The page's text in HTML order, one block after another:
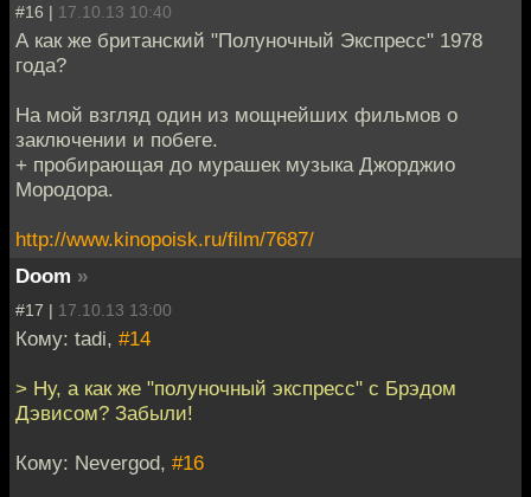
#16 | 17.10.13 10:40
А как же британский "Полуночный Экспресс" 1978
года?
На мой взгляд один из мощнейших фильмов о
заключении и побеге.
+ пробирающая до мурашек музыка Джорджио
Мородора.
http://www.kinopoisk.ru/film/7687/
Doom »
#17 | 17.10.13 13:00
Кому: tadi, #14
> Ну, а как же "полуночный экспресс" с Брэдом
Дэвисом? Забыли!
Кому: Nevergod, #16